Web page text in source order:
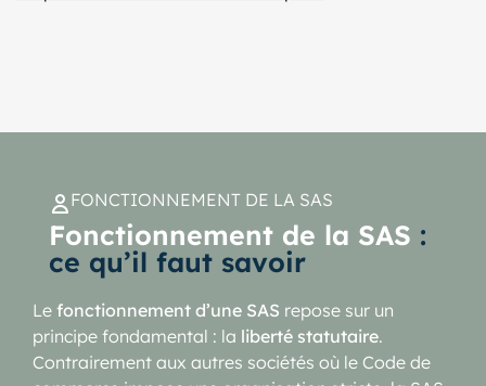
FONCTIONNEMENT DE LA SAS
Fonctionnement de la SAS :
ce qu’il faut savoir
Le fonctionnement d’une SAS repose sur un
principe fondamental : la liberté statutaire.
Contrairement aux autres sociétés où le Code de